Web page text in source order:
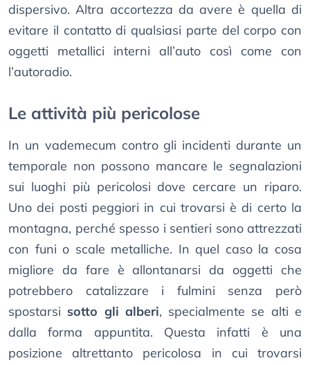
dispersivo. Altra accortezza da avere è quella di
evitare il contatto di qualsiasi parte del corpo con
oggetti metallici interni all’auto così come con
l’autoradio.
Le attività più pericolose
In un vademecum contro gli incidenti durante un
temporale non possono mancare le segnalazioni
sui luoghi più pericolosi dove cercare un riparo.
Uno dei posti peggiori in cui trovarsi è di certo la
montagna, perché spesso i sentieri sono attrezzati
con funi o scale metalliche. In quel caso la cosa
migliore da fare è allontanarsi da oggetti che
potrebbero catalizzare i fulmini senza però
spostarsi sotto gli alberi, specialmente se alti e
dalla forma appuntita. Questa infatti è una
posizione altrettanto pericolosa in cui trovarsi